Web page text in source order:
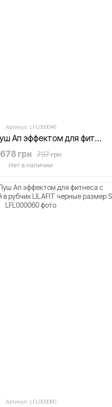
Артикул: LFL000046
Лосины с Пуш Ап эффектом для фитнеса с высокой талией LILAFIT черные градиент размер S
797 грн
678 грн
Нет в наличии
Артикул: LFL000060